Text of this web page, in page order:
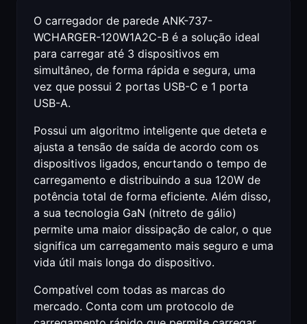
O carregador de parede ANK-737-
WCHARGER-120W1A2C-B é a solução ideal
para carregar até 3 dispositivos em
simultâneo, de forma rápida e segura, uma
vez que possui 2 portas USB-C e 1 porta
USB-A.
Possui um algoritmo inteligente que deteta e
ajusta a tensão de saída de acordo com os
dispositivos ligados, encurtando o tempo de
carregamento e distribuindo a sua 120W de
potência total de forma eficiente. Além disso,
a sua tecnologia GaN (nitreto de gálio)
permite uma maior dissipação de calor, o que
significa um carregamento mais seguro e uma
vida útil mais longa do dispositivo.
Compatível com todas as marcas do
mercado. Conta com um protocolo de